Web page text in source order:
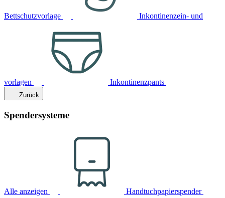
Bettschutzvorlage Inkontinenzein- und
vorlagen Inkontinenzpants
Zurück
Spendersysteme
Alle anzeigen Handtuchpapierspender